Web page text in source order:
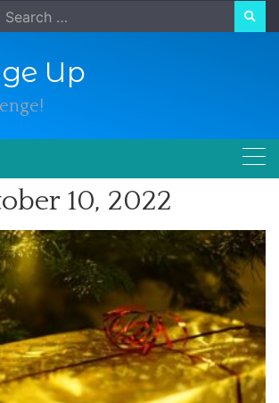
Search
Up
10, 2022